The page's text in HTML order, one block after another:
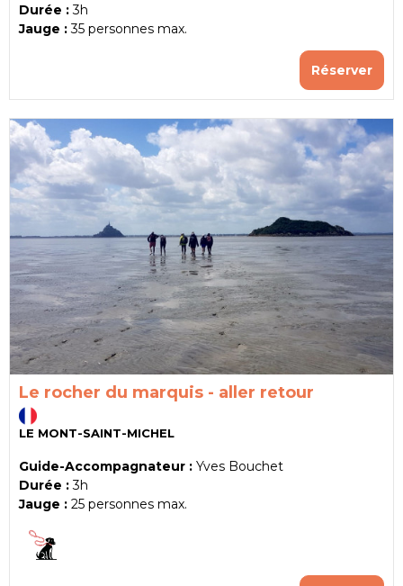
Durée : 3h
Jauge : 35 personnes max.
Réserver
Le rocher du marquis - aller retour
LE MONT-SAINT-MICHEL
Guide-Accompagnateur : Yves Bouchet
Durée : 3h
Jauge : 25 personnes max.